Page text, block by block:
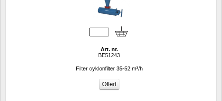
Art. nr.
BE51243
Filter cyklonfilter 35-52 m³/h